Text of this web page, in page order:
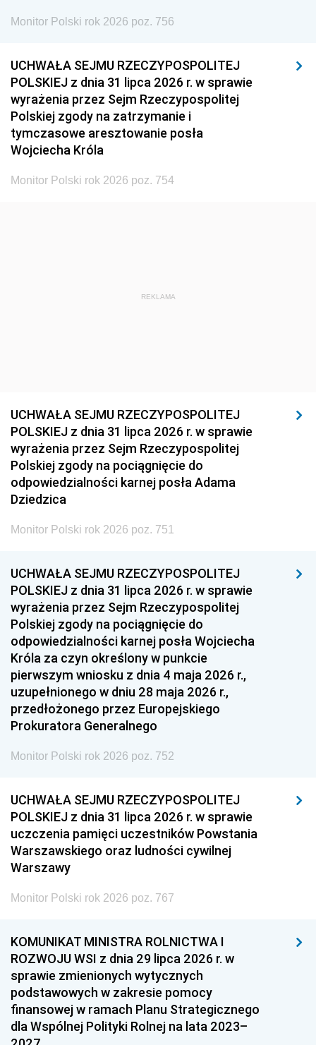
Monitor Polski rok 2026 poz. 756
UCHWAŁA SEJMU RZECZYPOSPOLITEJ
POLSKIEJ z dnia 31 lipca 2026 r. w sprawie
wyrażenia przez Sejm Rzeczypospolitej
Polskiej zgody na zatrzymanie i
tymczasowe aresztowanie posła
Wojciecha Króla
Monitor Polski rok 2026 poz. 754
REKLAMA
UCHWAŁA SEJMU RZECZYPOSPOLITEJ
POLSKIEJ z dnia 31 lipca 2026 r. w sprawie
wyrażenia przez Sejm Rzeczypospolitej
Polskiej zgody na pociągnięcie do
odpowiedzialności karnej posła Adama
Dziedzica
Monitor Polski rok 2026 poz. 751
UCHWAŁA SEJMU RZECZYPOSPOLITEJ
POLSKIEJ z dnia 31 lipca 2026 r. w sprawie
wyrażenia przez Sejm Rzeczypospolitej
Polskiej zgody na pociągnięcie do
odpowiedzialności karnej posła Wojciecha
Króla za czyn określony w punkcie
pierwszym wniosku z dnia 4 maja 2026 r.,
uzupełnionego w dniu 28 maja 2026 r.,
przedłożonego przez Europejskiego
Prokuratora Generalnego
Monitor Polski rok 2026 poz. 752
UCHWAŁA SEJMU RZECZYPOSPOLITEJ
POLSKIEJ z dnia 31 lipca 2026 r. w sprawie
uczczenia pamięci uczestników Powstania
Warszawskiego oraz ludności cywilnej
Warszawy
Monitor Polski rok 2026 poz. 767
KOMUNIKAT MINISTRA ROLNICTWA I
ROZWOJU WSI z dnia 29 lipca 2026 r. w
sprawie zmienionych wytycznych
podstawowych w zakresie pomocy
finansowej w ramach Planu Strategicznego
dla Wspólnej Polityki Rolnej na lata 2023–